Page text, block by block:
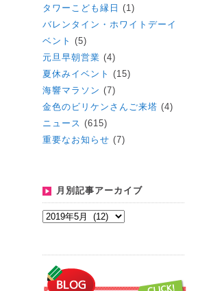
タワーこども縁日 (1)
バレンタイン・ホワイトデーイ
ベント (5)
元旦早朝営業 (4)
夏休みイベント (15)
海響マラソン (7)
金色のビリケンさんご来塔 (4)
ニュース (615)
重要なお知らせ (7)
月別記事アーカイブ